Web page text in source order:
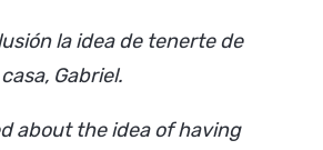
la idea de tenerte de
Gabriel.
about the idea of having